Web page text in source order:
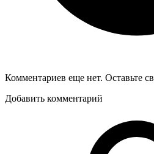
Комментариев еще нет. Оставьте
Добавить комментарий